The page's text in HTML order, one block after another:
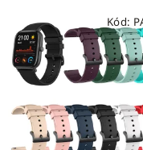
Kód: